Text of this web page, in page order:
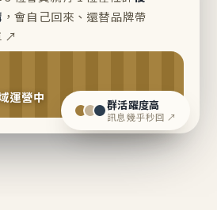
，會自己回來、還替品牌帶
↗
運營中 群活躍度高
訊息幾乎秒回 ↗